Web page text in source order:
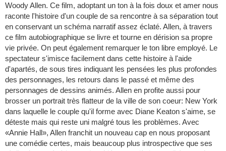
Woody Allen. Ce film, adoptant un ton à la fois doux et amer nous
raconte l'histoire d'un couple de sa rencontre à sa séparation tout
en conservant un schéma narratif assez éclaté. Allen, à travers
ce film autobiographique se livre et tourne en dérision sa propre
vie privée. On peut également remarquer le ton libre employé. Le
spectateur s'imisce facilement dans cette histoire à l'aide
d'apartés, de sous tires indiquant les pensées les plus profondes
des personnages, les retours dans le passé et même des
personnages de dessins animés. Allen en profite aussi pour
brosser un portrait très flatteur de la ville de son coeur: New York
dans laquelle le couple qu'il forme avec Diane Keaton s'aime, se
déteste mais qui reste uni malgré tous les problèmes. Avec
«Annie Hall», Allen franchit un nouveau cap en nous proposant
une comédie certes, mais beaucoup plus introspective que ses